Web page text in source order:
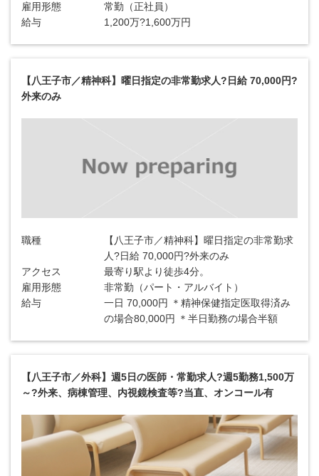
雇用形態
常勤（正社員）
給与
1,200万?1,600万円
【八王子市／精神科】曜日指定の非常勤求人?日給 70,000円?
外来のみ
職種
【八王子市／精神科】曜日指定の非常勤求
人?日給 70,000円?外来のみ
アクセス
最寄り駅より徒歩4分。
雇用形態
非常勤（パート・アルバイト）
給与
一日 70,000円 ＊精神保健指定医取得済み
の場合80,000円 ＊半日勤務の場合半額
【八王子市／外科】週5日の医師・常勤求人?週5勤務1,500万
～?外来、病棟管理、内視鏡検査等?当直、オンコール有